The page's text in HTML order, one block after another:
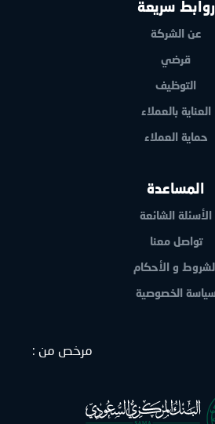
المساعدة
الأسئلة الشائعة
تواصل معنا
الشروط و الأحكام
الخصوصية
روابط سريعة
عن الشركة
قرضي
التوظيف
العناية بالعملاء
حماية العملاء
: مرخص من